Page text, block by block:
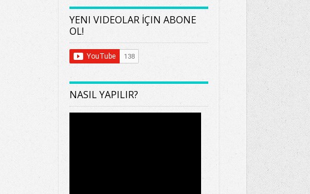
YENI VIDEOLAR İÇIN ABONE
OL!
NASIL YAPILIR?